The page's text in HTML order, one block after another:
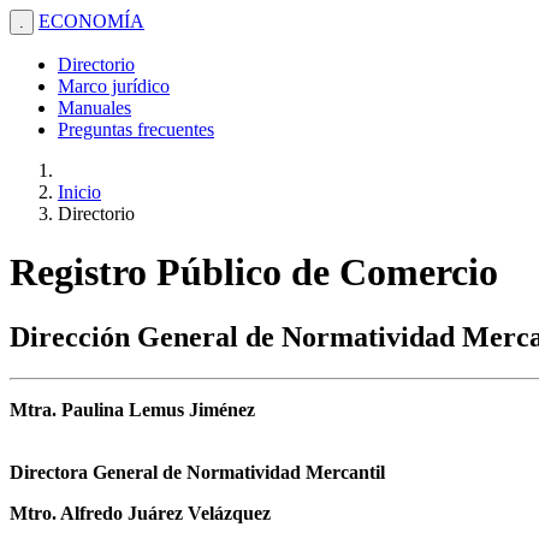
. ECONOMÍA
Directorio
Marco jurídico
Manuales
Preguntas frecuentes
Inicio
Directorio
Registro Público de Comercio
Dirección General de Normatividad
Mtra. Paulina Lemus Jiménez
Directora General de Normatividad Mercantil
Mtro. Alfredo Juárez Velázquez